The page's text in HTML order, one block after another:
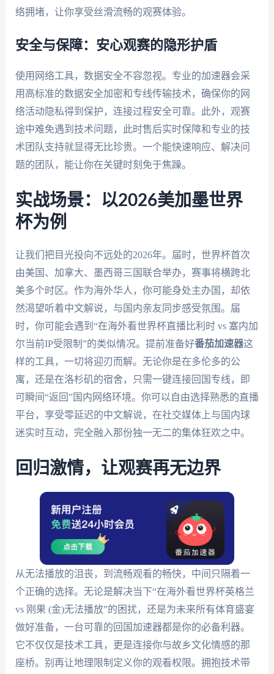
络拥堵，让你享受丝滑流畅的观赛体验。
安全与保障：安心观赛的隐形护盾
使用网络工具，数据安全不容忽视。专业的加速器会采
用高标准的数据安全加密和专线传输技术，确保你的网
络活动隐私得到保护，连接过程安全可靠。此外，观赛
途中难免遇到技术问题，此时售后实时保障和专业的技
术团队支持就显得无比珍贵。一个能快速响应、解决问
题的团队，能让你在关键时刻免于焦躁。
实战场景：以2026美加墨世界
杯为例
让我们把目光投向不远处的2026年。届时，世界杯首次
由美国、加拿大、墨西哥三国联合举办，赛事将横跨北
美多个时区。作为海外华人，你可能身处主办国，却依
然渴望听着中文解说，与国内亲友同步感受氛围。届
时，你可能会遇到“在海外看世界杯直播比利时 vs 塞内加
尔当前IP受限制”的类似情况。提前准备好番茄加速器这
样的工具，一切将迎刃而解。无论你是在多伦多的公
寓，还是在洛杉矶的宿舍，只需一键连接回国专线，即
可瞬间“返回”国内网络环境。你可以自由选择熟悉的直播
平台，享受零延迟的中文解说，在社交媒体上与国内球
迷实时互动，完全融入那份独一无二的集体狂欢之中。
回归激情，让观赛再无边界
从无法播放的沮丧，到流畅观看的畅快，中间只隔着一
个正确的选择。无论是解决当下“在海外看世界杯英格兰
vs 刚果 (金)无法播放”的困扰，还是为未来所有体育盛宴
做好准备，一台可靠的回国加速器都是你的必备利器。
它不仅仅是技术工具，更是连接你与故乡文化情感的那
座桥。别再让地理限制定义你的观看权限。拥抱技术带